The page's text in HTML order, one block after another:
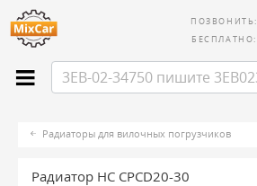
ПОЗВОНИТЬ:
БЕСПЛАТНО:
Радиаторы для вилочных погрузчиков
Радиатор HC CPCD20-30